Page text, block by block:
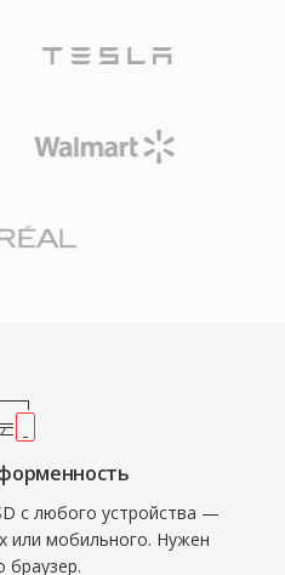
с любого устройства —
или мобильного. Нужен
браузер.